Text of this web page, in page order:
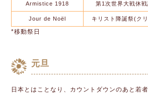
Armistice 1918 第1次世界大戦休戦
Jour de Noël キリスト降誕祭(ク
*移動祭日
元旦
日本とはことなり、カウントダウンのあと若